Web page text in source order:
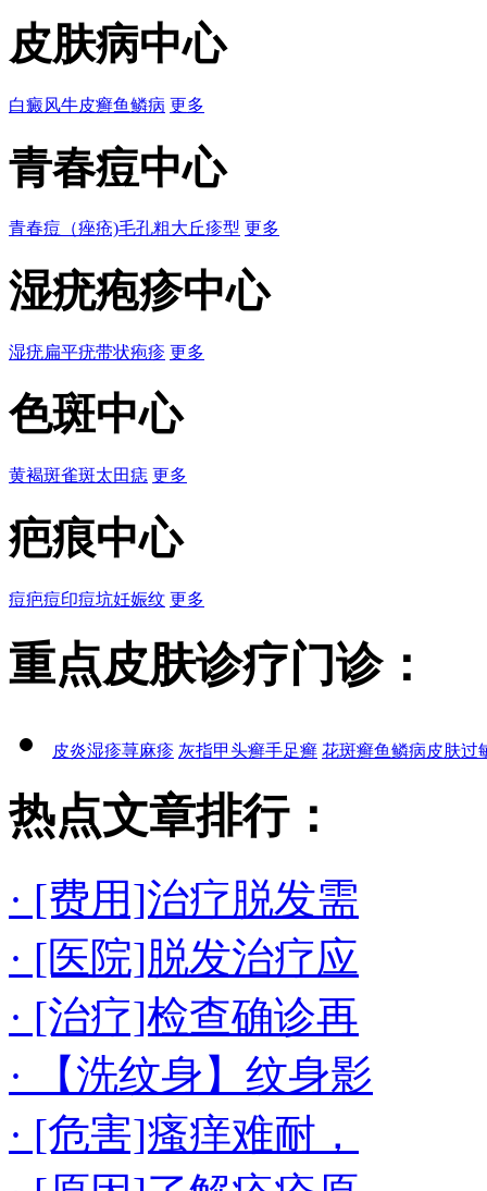
皮肤病中心
白癜风牛皮癣鱼鳞病 更多
青春痘中心
青春痘（痤疮)毛孔粗大 丘疹型 更多
湿疣疱疹中心
湿疣扁平疣带状疱疹 更多
色斑中心
黄褐斑雀斑太田痣 更多
疤痕中心
痘疤痘印痘坑妊娠纹 更多
重点皮肤诊疗门诊：
皮炎湿疹荨麻疹 灰指甲头癣手足癣 花斑癣鱼鳞病皮肤过
热点文章排行：
· [费用]治疗脱发需
· [医院]脱发治疗应
· [治疗]检查确诊再
· 【洗纹身】纹身影
· [危害]瘙痒难耐，